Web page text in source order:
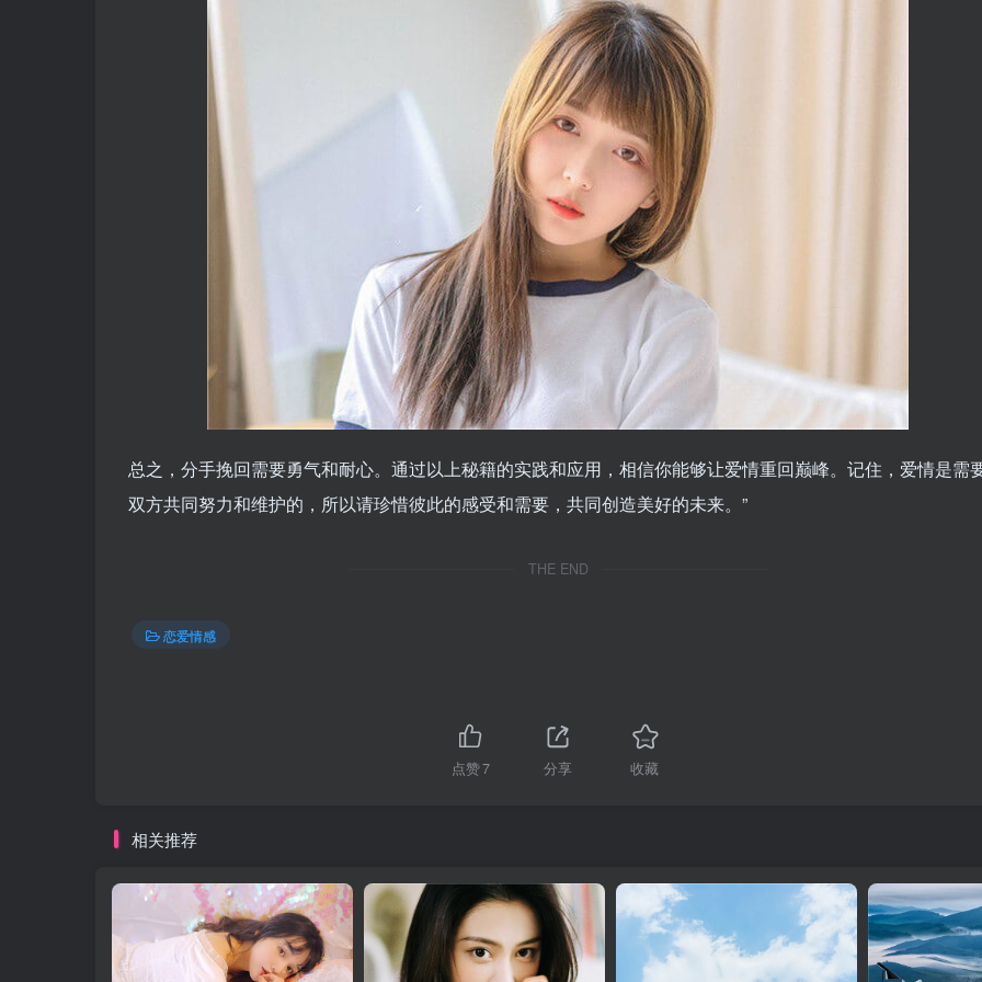
总之，分手挽回需要勇气和耐心。通过以上秘籍的实践和应用，相信你能够让爱情重回巅峰。记住，爱情是需
双方共同努力和维护的，所以请珍惜彼此的感受和需要，共同创造美好的未来。”
THE END
恋爱情感
点赞7 分享 收藏
相关推荐